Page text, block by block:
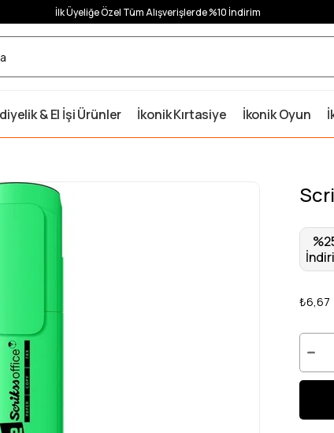
İlk Üyeliğe Özel Tüm Alışverişlerde %10 İndirim
& El İşi Ürünler İkonik Kırtasiye İkonik Oyun
%
₺6,67